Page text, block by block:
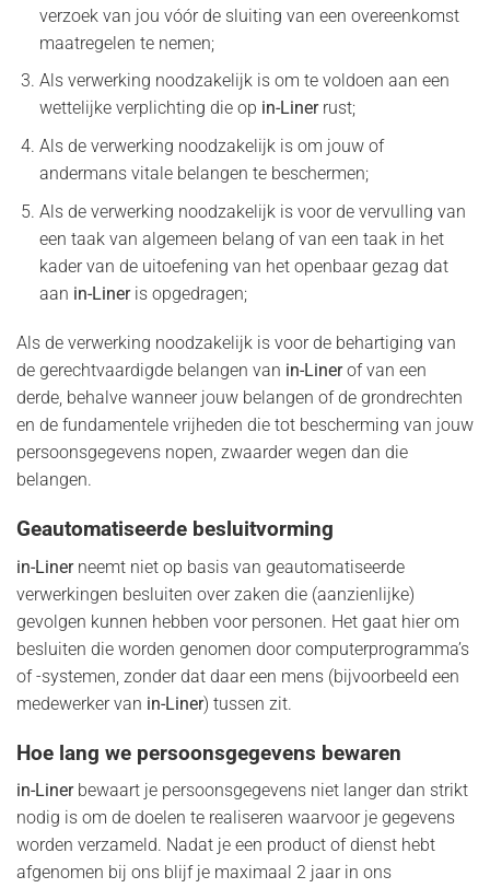
verzoek van jou vóór de sluiting van een overeenkomst
maatregelen te nemen;
Als verwerking noodzakelijk is om te voldoen aan een
wettelijke verplichting die op in-Liner rust;
Als de verwerking noodzakelijk is om jouw of
andermans vitale belangen te beschermen;
Als de verwerking noodzakelijk is voor de vervulling van
een taak van algemeen belang of van een taak in het
kader van de uitoefening van het openbaar gezag dat
aan in-Liner is opgedragen;
Als de verwerking noodzakelijk is voor de behartiging van
de gerechtvaardigde belangen van in-Linerof van een
derde, behalve wanneer jouw belangen of de grondrechten
en de fundamentele vrijheden die tot bescherming van jouw
persoonsgegevens nopen, zwaarder wegen dan die
belangen.
Geautomatiseerde besluitvorming
in-Linerneemt niet op basis van geautomatiseerde
verwerkingen besluiten over zaken die (aanzienlijke)
gevolgen kunnen hebben voor personen. Het gaat hier om
besluiten die worden genomen door computerprogramma’s
of -systemen, zonder dat daar een mens (bijvoorbeeld een
medewerker van in-Liner) tussen zit.
Hoe lang we persoonsgegevens bewaren
in-Linerbewaart je persoonsgegevens niet langer dan strikt
nodig is om de doelen te realiseren waarvoor je gegevens
worden verzameld. Nadat je een product of dienst hebt
afgenomen bij ons blijf je maximaal 2 jaar in ons